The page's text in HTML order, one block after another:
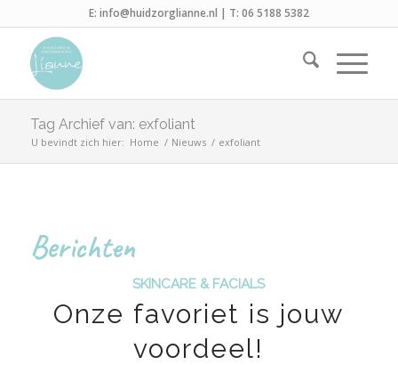
E: info@huidzorglianne.nl | T: 06 5188 5382
Tag Archief van: exfoliant
U bevindt zich hier: Home / Nieuws / exfoliant
Berichten
SKINCARE & FACIALS
Onze favoriet is jouw
voordeel!